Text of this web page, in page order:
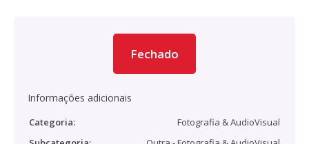
Fechado
Informações adicionais
Categoria:
Fotografia & AudioVisual